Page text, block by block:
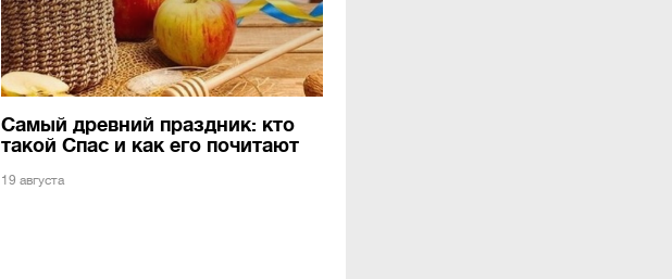
Самый древний праздник: кто
такой Спас и как его почитают
19 августа